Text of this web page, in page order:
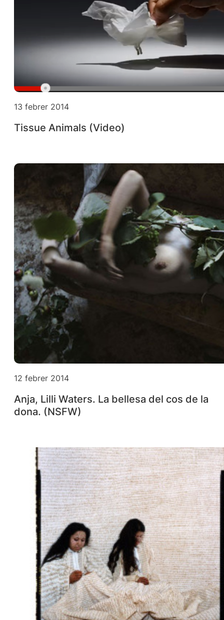
13 febrer 2014
Tissue Animals (Video)
12 febrer 2014
Anja, Lilli Waters. La bellesa del cos de la
dona. (NSFW)